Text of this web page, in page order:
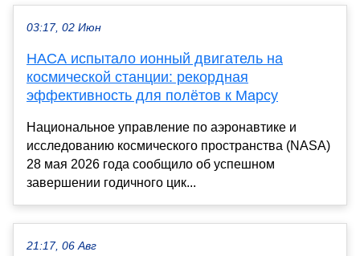
03:17, 02 Июн
НАСА испытало ионный двигатель на
космической станции: рекордная
эффективность для полётов к Марсу
Национальное управление по аэронавтике и
исследованию космического пространства (NASA)
28 мая 2026 года сообщило об успешном
завершении годичного цик...
21:17, 06 Авг